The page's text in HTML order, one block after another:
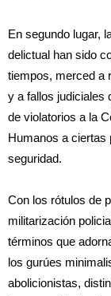
En segundo lugar,
delictual han sido
tiempos, merced a
y a fallos judiciales
de violatorios a la
Humanos a ciertas
seguridad.
Con los rótulos de
militarización
términos que
los gurúes
abolicionistas,